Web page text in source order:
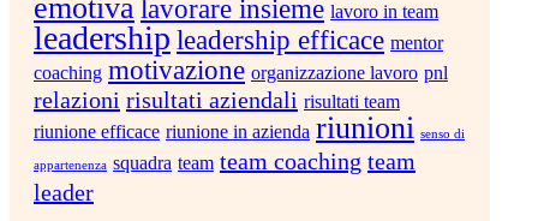
emotivalavorare insieme lavoro in team
leadership leadership efficace mentor
coaching motivazione organizzazione lavoro pnl
relazioni risultati aziendali risultati team
riunione efficace riunione in azienda riunioni senso di
appartenenza squadra team team coaching team
leader